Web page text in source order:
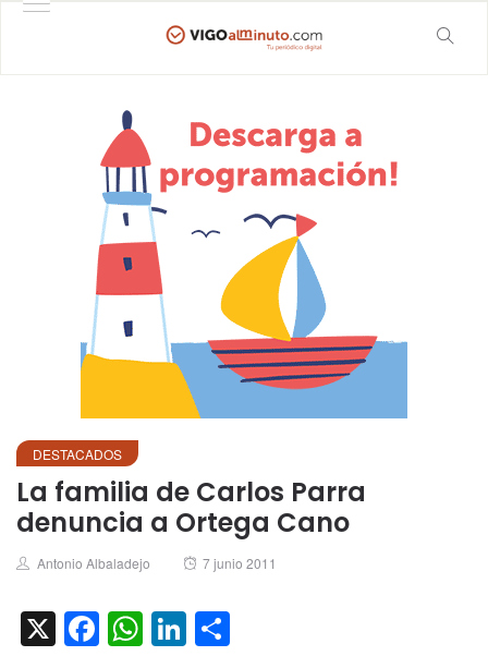
DESTACADOS
La familia de Carlos Parra
denuncia a Ortega Cano
Author
Antonio Albaladejo
Posted
7 junio 2011
X Facebook
WhatsApp
LinkedIn